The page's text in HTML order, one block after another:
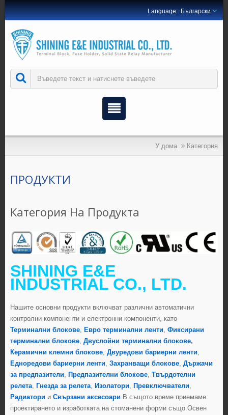
Български
У дома Категория
ПРОДУКТИ
Категория На Продукта
SHINING E&E
INDUSTRIAL CO., LTD.
Нашите основни продукти включват различни автоматични
контролни компоненти и електронни компоненти, като
Терминални блокове
Евро терминални ленти Фиксирани
терминални блокове Двуслойни терминални блокове,
Керамични клемни блокове Двуредови бариерни ленти
Едноредови бариерни ленти Захранващи блокове Държачи
за предпазители
Предпазителни блокове Твърдотелни
релета
Гнезда за релета Изолатори Превключватели
Радиатори и Свързани аксесоари .В същото време приемаме
проектирането и изработката на стоманени форми също.Освен